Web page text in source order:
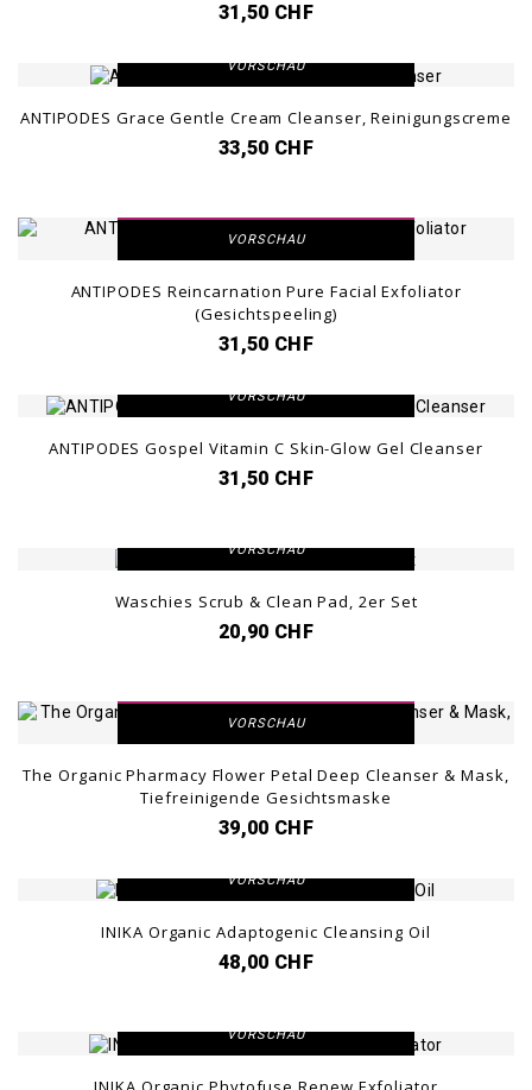
31,50 CHF
DETAILANSICHT
VORSCHAU
ANTIPODES Grace Gentle Cream Cleanser, Reinigungscreme
33,50 CHF
VORSCHAU
ANTIPODES Reincarnation Pure Facial Exfoliator
(Gesichtspeeling)
31,50 CHF
DETAILANSICHT
VORSCHAU
ANTIPODES Gospel Vitamin C Skin-Glow Gel Cleanser
31,50 CHF
VORSCHAU
Waschies Scrub & Clean Pad, 2er Set
20,90 CHF
VORSCHAU
The Organic Pharmacy Flower Petal Deep Cleanser & Mask,
Tiefreinigende Gesichtsmaske
39,00 CHF
DETAILANSICHT
VORSCHAU
INIKA Organic Adaptogenic Cleansing Oil
48,00 CHF
VORSCHAU